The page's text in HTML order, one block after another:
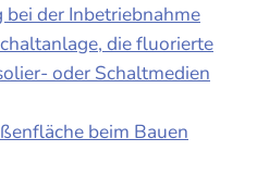
der Inbetriebnahme
die fluorierte
oder Schaltmedien
beim Bauen